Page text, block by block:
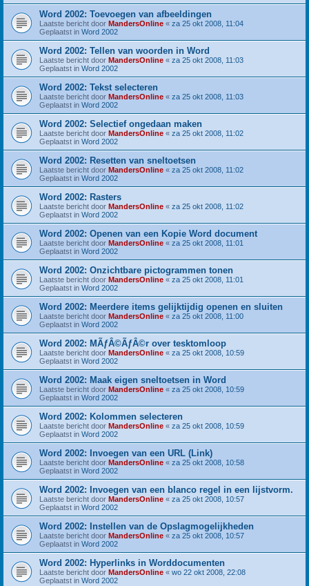
Word 2002: Toevoegen van afbeeldingen
Laatste bericht door MandersOnline « za 25 okt 2008, 11:04
Geplaatst in Word 2002
Word 2002: Tellen van woorden in Word
Laatste bericht door MandersOnline « za 25 okt 2008, 11:03
Geplaatst in Word 2002
Word 2002: Tekst selecteren
Laatste bericht door MandersOnline « za 25 okt 2008, 11:03
Geplaatst in Word 2002
Word 2002: Selectief ongedaan maken
Laatste bericht door MandersOnline « za 25 okt 2008, 11:02
Geplaatst in Word 2002
Word 2002: Resetten van sneltoetsen
Laatste bericht door MandersOnline « za 25 okt 2008, 11:02
Geplaatst in Word 2002
Word 2002: Rasters
Laatste bericht door MandersOnline « za 25 okt 2008, 11:02
Geplaatst in Word 2002
Word 2002: Openen van een Kopie Word document
Laatste bericht door MandersOnline « za 25 okt 2008, 11:01
Geplaatst in Word 2002
Word 2002: Onzichtbare pictogrammen tonen
Laatste bericht door MandersOnline « za 25 okt 2008, 11:01
Geplaatst in Word 2002
Word 2002: Meerdere items gelijktijdig openen en sluiten
Laatste bericht door MandersOnline « za 25 okt 2008, 11:00
Geplaatst in Word 2002
Word 2002: MÃƒÂ©ÃƒÂ©r over tesktomloop
Laatste bericht door MandersOnline « za 25 okt 2008, 10:59
Geplaatst in Word 2002
Word 2002: Maak eigen sneltoetsen in Word
Laatste bericht door MandersOnline « za 25 okt 2008, 10:59
Geplaatst in Word 2002
Word 2002: Kolommen selecteren
Laatste bericht door MandersOnline « za 25 okt 2008, 10:59
Geplaatst in Word 2002
Word 2002: Invoegen van een URL (Link)
Laatste bericht door MandersOnline « za 25 okt 2008, 10:58
Geplaatst in Word 2002
Word 2002: Invoegen van een blanco regel in een lijstvorm.
Laatste bericht door MandersOnline « za 25 okt 2008, 10:57
Geplaatst in Word 2002
Word 2002: Instellen van de Opslagmogelijkheden
Laatste bericht door MandersOnline « za 25 okt 2008, 10:57
Geplaatst in Word 2002
Word 2002: Hyperlinks in Worddocumenten
Laatste bericht door MandersOnline « wo 22 okt 2008, 22:08
Geplaatst in Word 2002